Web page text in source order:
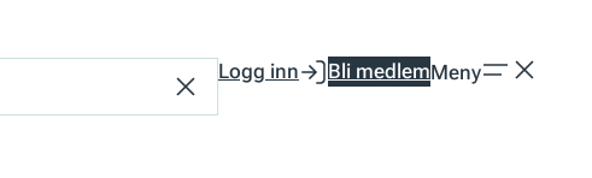
TilbakestillLogg inn Bli medlemMeny